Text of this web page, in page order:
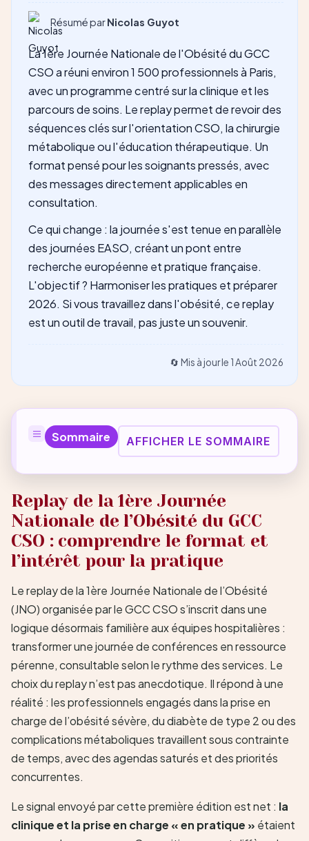
Résumé parNicolas Guyot
La 1ère Journée Nationale de l'Obésité du GCC
CSO a réuni environ 1 500 professionnels à Paris,
avec un programme centré sur la clinique et les
parcours de soins. Le replay permet de revoir des
séquences clés sur l'orientation CSO, la chirurgie
métabolique ou l'éducation thérapeutique. Un
format pensé pour les soignants pressés, avec
des messages directement applicables en
consultation.
Ce qui change : la journée s'est tenue en parallèle
des journées EASO, créant un pont entre
recherche européenne et pratique française.
L'objectif ? Harmoniser les pratiques et préparer
2026. Si vous travaillez dans l'obésité, ce replay
est un outil de travail, pas juste un souvenir.
🔄 Mis à jour le 1 Août 2026
Sommaire AFFICHER LE SOMMAIRE
Replay de la 1ère Journée
Nationale de l’Obésité du GCC
CSO : comprendre le format et
l’intérêt pour la pratique
Le replay de la 1ère Journée Nationale de l’Obésité
(JNO) organisée par le GCC CSO s’inscrit dans une
logique désormais familière aux équipes hospitalières :
transformer une journée de conférences en ressource
pérenne, consultable selon le rythme des services. Le
choix du replay n’est pas anecdotique. Il répond à une
réalité : les professionnels engagés dans la prise en
charge de l’obésité sévère, du diabète de type 2 ou des
complications métaboliques travaillent sous contrainte
de temps, avec des agendas saturés et des priorités
concurrentes.
Le signal envoyé par cette première édition est net : la
clinique et la prise en charge « en pratique » étaient